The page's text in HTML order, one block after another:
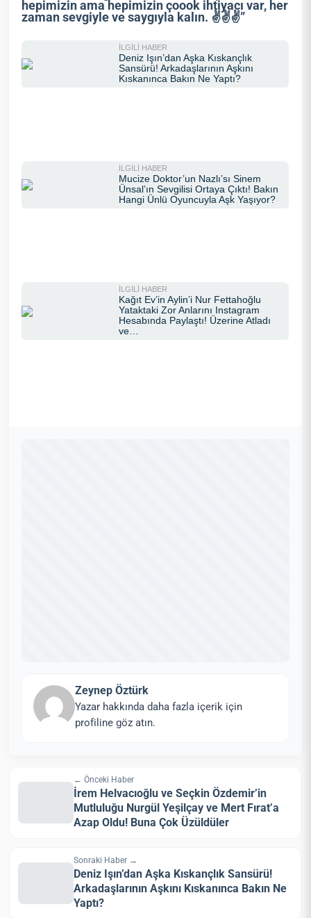
hepimizin ama hepimizin çoook ihtiyacı var, her
zaman sevgiyle ve saygıyla kalın. ✌️✌️✌️”
Zeynep Öztürk
Yazar hakkında daha fazla içerik için
profiline göz atın.
← Önceki Haber
İrem Helvacıoğlu ve Seçkin Özdemir’in
Mutluluğu Nurgül Yeşilçay ve Mert Fırat’a
Azap Oldu! Buna Çok Üzüldüler
Sonraki Haber →
Deniz Işın’dan Aşka Kıskançlık Sansürü!
Arkadaşlarının Aşkını Kıskanınca Bakın Ne
Yaptı?